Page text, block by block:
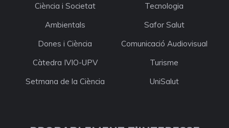
Ciència i Societat
Tecnologia
Ambientals
Safor Salut
Dones i Ciència
Comunicació Audiovisual
Càtedra IVIO-UPV
Turisme
Setmana de la Ciència
UniSalut